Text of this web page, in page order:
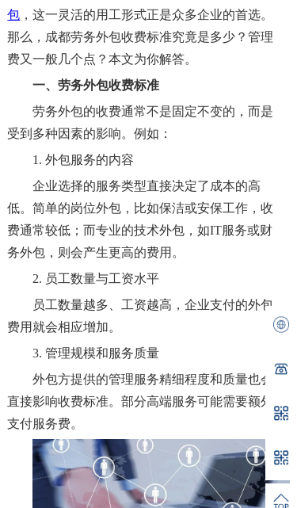
包 ，这一灵活的用工形式正是众多企业的首选。
那么，成都劳务外包收费标准究竟是多少？管理
费又一般几个点？本文为你解答。
一、劳务外包收费标准
劳务外包的收费通常不是固定不变的，而是
受到多种因素的影响。例如：
1. 外包服务的内容
企业选择的服务类型直接决定了成本的高
低。简单的岗位外包，比如保洁或安保工作，收
费通常较低；而专业的技术外包，如IT服务或财
务外包，则会产生更高的费用。
2. 员工数量与工资水平
员工数量越多、工资越高，企业支付的外包
费用就会相应增加。
3. 管理规模和服务质量
外包方提供的管理服务精细程度和质量也会
直接影响收费标准。部分高端服务可能需要额外
支付服务费。